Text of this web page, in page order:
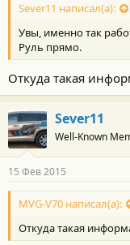
Sever11 написал(а):
Увы, именно так
Руль прямо.
Откуда такая
Sever11
Well-Known
15 Фев 2015
MVG-V70 написал(а):
Откуда такая